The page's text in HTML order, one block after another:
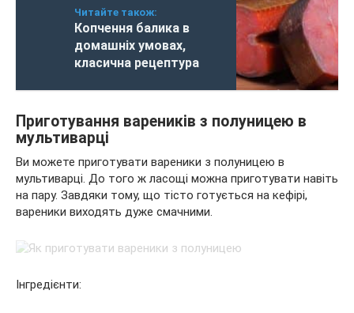
Читайте також:
Копчення балика в
домашніх умовах,
класична рецептура
Приготування вареників з полуницею в
мультиварці
Ви можете приготувати вареники з полуницею в
мультиварці. До того ж ласощі можна приготувати навіть
на пару. Завдяки тому, що тісто готується на кефірі,
вареники виходять дуже смачними.
Інгредієнти: